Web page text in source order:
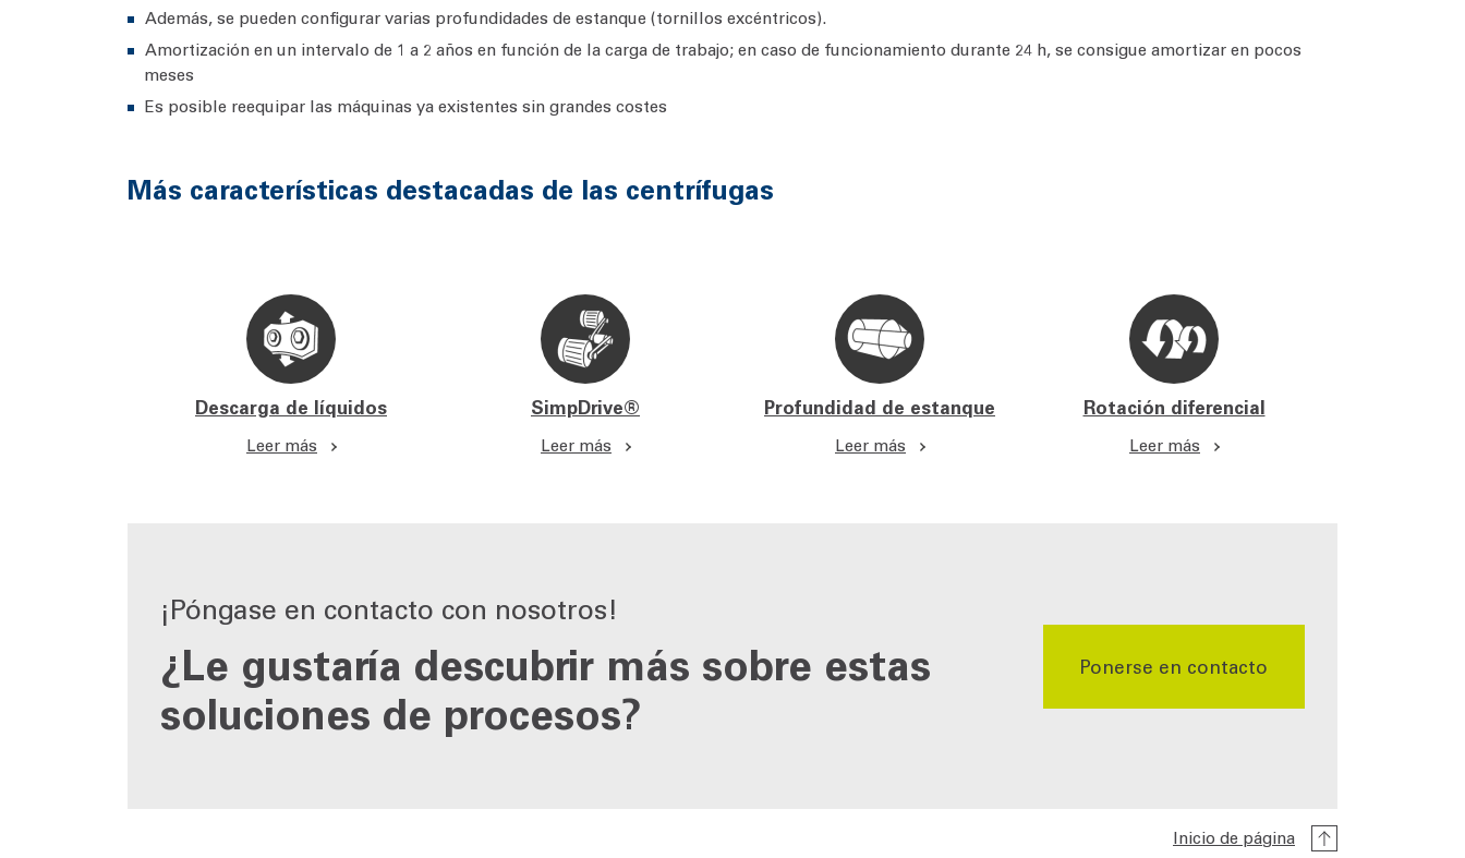
Además, se pueden configurar varias profundidades de estanque (tornillos excéntricos).
Amortización en un intervalo de 1 a 2 años en función de la carga de trabajo; en caso de funcionamiento durante 24 h, se consigue amortizar en pocos
meses
Es posible reequipar las máquinas ya existentes sin grandes costes
Más características destacadas de las centrífugas
Descarga de líquidos
Leer más
SimpDrive®
Leer más
Profundidad de estanque
Leer más
Rotación diferencial
Leer más
¡Póngase en contacto con nosotros!
¿Le gustaría descubrir más sobre estas
soluciones de procesos?
Ponerse en contacto
Inicio de página